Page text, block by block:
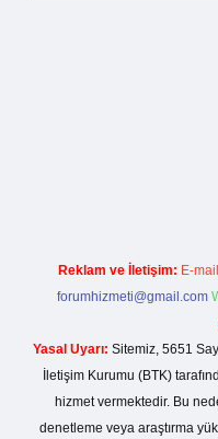
Reklam ve İletişim: E-
forumhizmeti@gmail.com
Yasal Uyarı: Sitemiz, 5651
İletişim Kurumu (BTK)
hizmet vermektedir. Bu
denetleme veya araştırma